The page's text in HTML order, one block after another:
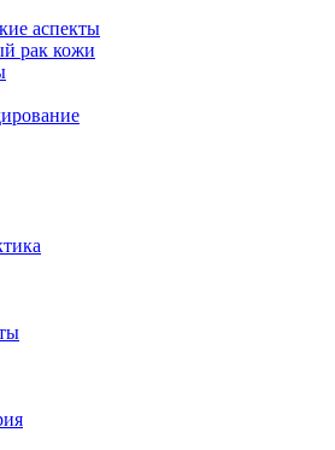
аспекты
рак кожи